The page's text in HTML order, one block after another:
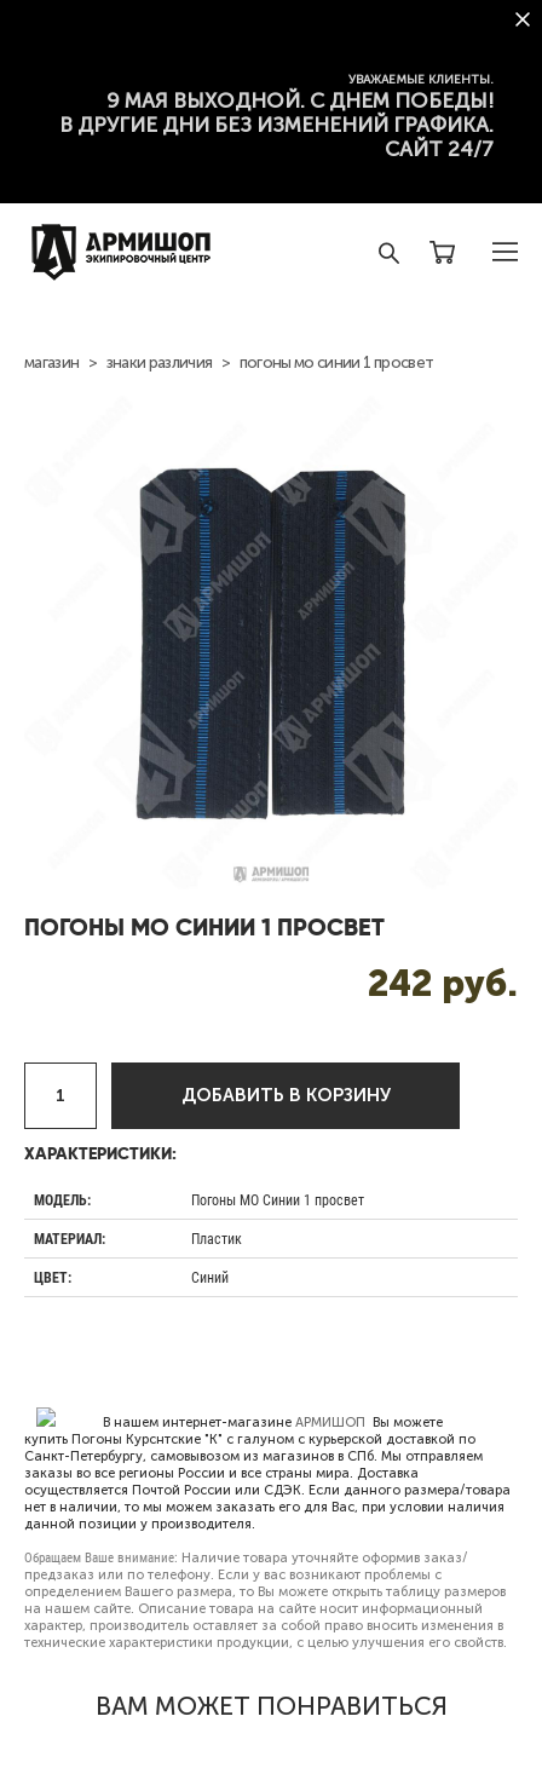
УВАЖАЕМЫЕ КЛИЕНТЫ.
9 МАЯ ВЫХОДНОЙ. С ДНЕМ ПОБЕДЫ!
В ДРУГИЕ ДНИ БЕЗ ИЗМЕНЕНИЙ ГРАФИКА.
САЙТ 24/7
магазин > знаки различия > погоны мо синии 1 просвет
ПОГОНЫ МО СИНИИ 1 ПРОСВЕТ
242 pуб.
ДОБАВИТЬ В КОРЗИНУ
ХАРАКТЕРИСТИКИ:
МОДЕЛЬ: Погоны МО Синии 1 просвет
МАТЕРИАЛ: Пластик
ЦВЕТ: Синий
В нашем интернет-магазине АРМИШОП Вы можете
купить Погоны Курснтские "К" с галуном с курьерской доставкой по
Санкт-Петербургу, самовывозом из магазинов в СПб. Мы отправляем
заказы во все регионы России и все страны мира. Доставка
осуществляется Почтой России или СДЭК. Если данного размера/товара
нет в наличии, то мы можем заказать его для Вас, при условии наличия
данной позиции у производителя.
Обращаем Ваше внимание: Наличие товара уточняйте оформив заказ/
предзаказ или по телефону. Если у вас возникают проблемы с
определением Вашего размера, то Вы можете открыть таблицу размеров
на нашем сайте. Описание товара на сайте носит информационный
характер, производитель оставляет за собой право вносить изменения в
технические характеристики продукции, с целью улучшения его свойств.
ВАМ МОЖЕТ ПОНРАВИТЬСЯ